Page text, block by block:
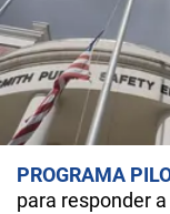
PROGRAMA
para responder